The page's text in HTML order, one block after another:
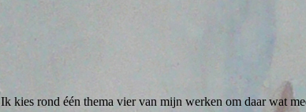
Ik kies rond één thema vier van mijn werken om daar wat